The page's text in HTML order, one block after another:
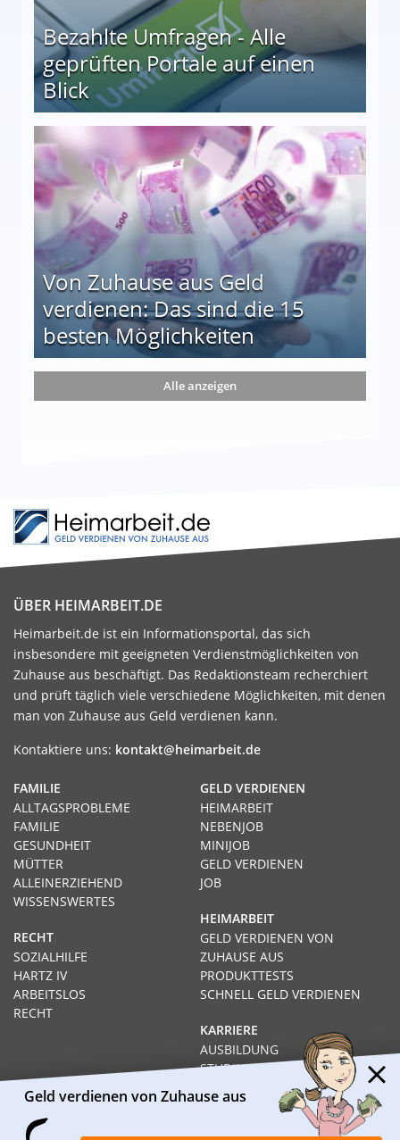
Bezahlte Umfragen - Alle
geprüften Portale auf einen
Blick
auf einen Blick
Von Zuhause aus Geld
verdienen: Das sind die 15
besten Möglichkeiten
die 15 besten Möglichkeiten
Alle anzeigen
ÜBER HEIMARBEIT.DE
Heimarbeit.de ist ein Informationsportal, das sich
insbesondere mit geeigneten Verdienstmöglichkeiten von
Zuhause aus beschäftigt. Das Redaktionsteam recherchiert
und prüft täglich viele verschiedene Möglichkeiten, mit denen
man von Zuhause aus Geld verdienen kann.
Kontaktiere uns: kontakt@heimarbeit.de
GELD VERDIENEN
HEIMARBEIT
NEBENJOB
MINIJOB
GELD VERDIENEN
JOB
HEIMARBEIT
GELD VERDIENEN VON
ZUHAUSE AUS
PRODUKTTESTS
SCHNELL GELD VERDIENEN
KARRIERE
AUSBILDUNG
STUDIUM
GEHÄLTER
FAMILIE
ALLTAGSPROBLEME
FAMILIE
GESUNDHEIT
MÜTTER
ALLEINERZIEHEND
WISSENSWERTES
RECHT
SOZIALHILFE
HARTZ IV
ARBEITSLOS
RECHT
Geld verdienen von Zuhause aus